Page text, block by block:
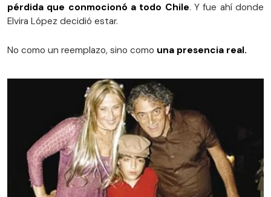
pérdida que conmocionó a todo Chile. Y fue ahí donde
Elvira López decidió estar.
No como un reemplazo, sino como una presencia real.